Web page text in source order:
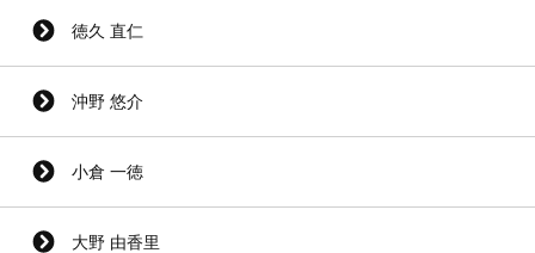
徳久 直仁
沖野 悠介
小倉 一徳
大野 由香里